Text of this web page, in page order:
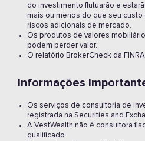
do investimento flutuarão e
mais ou menos do que seu
riscos adicionais de mercado.
Os produtos de valores
podem perder valor.
O relatório BrokerCheck da
Informações
Os serviços de consultoria de
registrada na Securities and
A VestWealth não é consultora
qualificado.